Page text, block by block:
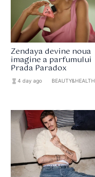
Zendaya devine noua
imagine a parfumului
Prada Paradox
hourglass_full4 day ago BEAUTY&HEALTH